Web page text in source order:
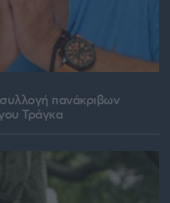
πανάκριβων
Τράγκα